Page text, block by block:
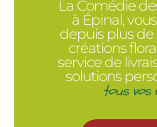
La Comédie
à Épinal,
depuis plus de
créations
service de
solutions
tous vos